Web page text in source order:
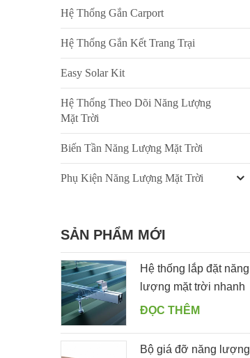
Hệ Thống Gắn Carport
Hệ Thống Gắn Kết Trang Trại
Easy Solar Kit
Hệ Thống Theo Dõi Năng Lượng
Mặt Trời
Biến Tần Năng Lượng Mặt Trời
Phụ Kiện Năng Lượng Mặt Trời
SẢN PHẨM MỚI
Hệ thống lắp đặt năng
lượng mặt trời nhanh
trên mái thiếc với móc
ĐỌC THÊM
Bộ giá đỡ năng lượng